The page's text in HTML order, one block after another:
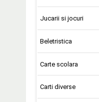
Jucarii si jocuri
Beletristica
Carte scolara
Carti diverse